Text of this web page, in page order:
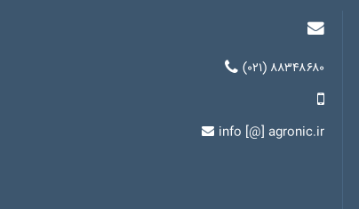
(۰۲۱) ۸۸۳۴۸۶۸۰
info [@] agronic.ir